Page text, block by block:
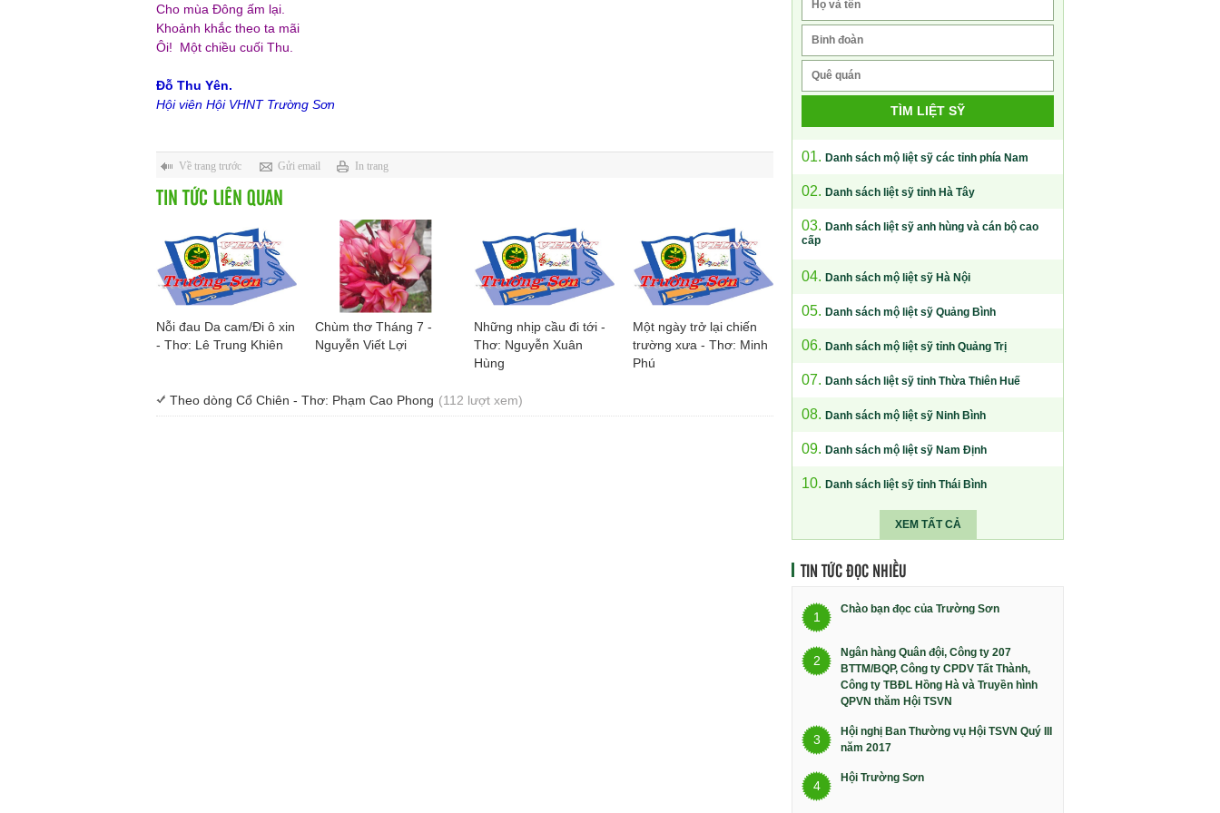
Cho mùa Đông ấm lại.
Khoảnh khắc theo ta mãi
Ôi! Một chiều cuối Thu.
Đỗ Thu Yên.
Hội viên Hội VHNT Trường Sơn
Về trang trước Gửi email In trang
TIN TỨC LIÊN QUAN
Nỗi đau Da cam/Đi ô xin
- Thơ: Lê Trung Khiên
Chùm thơ Tháng 7 -
Nguyễn Viết Lợi
Những nhịp cầu đi tới -
Thơ: Nguyễn Xuân
Hùng
Một ngày trở lại chiến
trường xưa - Thơ: Minh
Phú
Theo dòng Cổ Chiên - Thơ: Phạm Cao Phong (112 lượt xem)
TÌM LIỆT SỸ
01. Danh sách mộ liệt sỹ các tỉnh phía Nam
02. Danh sách liệt sỹ tỉnh Hà Tây
03. Danh sách liệt sỹ anh hùng và cán bộ cao
cấp
04. Danh sách mộ liệt sỹ Hà Nội
05. Danh sách mộ liệt sỹ Quảng Bình
06. Danh sách mộ liệt sỹ tỉnh Quảng Trị
07. Danh sách liệt sỹ tỉnh Thừa Thiên Huế
08. Danh sách mộ liệt sỹ Ninh Bình
09. Danh sách mộ liệt sỹ Nam Định
10. Danh sách liệt sỹ tỉnh Thái Bình
XEM TẤT CẢ
TIN TỨC ĐỌC NHIỀU
1
Chào bạn đọc của Trường Sơn
2
Ngân hàng Quân đội, Công ty 207
BTTM/BQP, Công ty CPDV Tất Thành,
Công ty TBĐL Hồng Hà và Truyền hình
QPVN thăm Hội TSVN
3
Hội nghị Ban Thường vụ Hội TSVN Quý III
năm 2017
4
Hội Trường Sơn